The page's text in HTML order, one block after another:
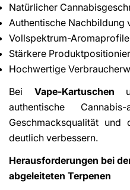
Natürlicher
Authentische Nachbildung
Vollspektrum-Aromaprofile
Stärkere
Hochwertige
Bei Vape-Kartuschen
authentische
Geschmacksqualität und
deutlich verbessern.
Herausforderungen bei
abgeleiteten Terpenen